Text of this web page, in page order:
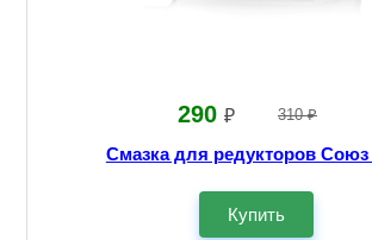
290 ₽ 310 ₽
Смазка для редукторов Союз
Купить